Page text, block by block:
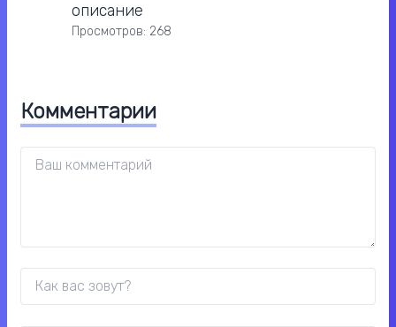
описание
Просмотров: 268
Комментарии